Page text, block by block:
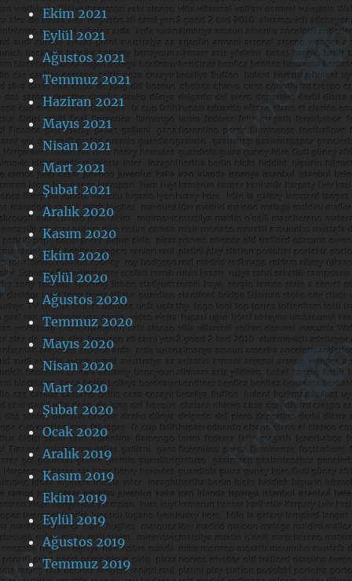
Ekim 2021
Eylül 2021
Ağustos 2021
Temmuz 2021
Haziran 2021
Mayıs 2021
Nisan 2021
Mart 2021
Şubat 2021
Aralık 2020
Kasım 2020
Ekim 2020
Eylül 2020
Ağustos 2020
Temmuz 2020
Mayıs 2020
Nisan 2020
Mart 2020
Şubat 2020
Ocak 2020
Aralık 2019
Kasım 2019
Ekim 2019
Eylül 2019
Ağustos 2019
Temmuz 2019